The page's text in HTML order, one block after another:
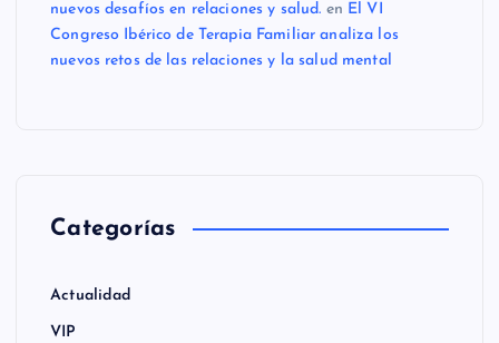
nuevos desafíos en relaciones y salud. en El VI
Congreso Ibérico de Terapia Familiar analiza los
nuevos retos de las relaciones y la salud mental
Categorías
Actualidad
VIP